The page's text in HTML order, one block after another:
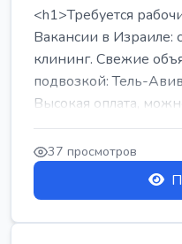
<h1>Требуется
Вакансии в Израиле:
клининг. Свежие
подвозкой: Тель-
Высокая оплата,
...
37 просмотров